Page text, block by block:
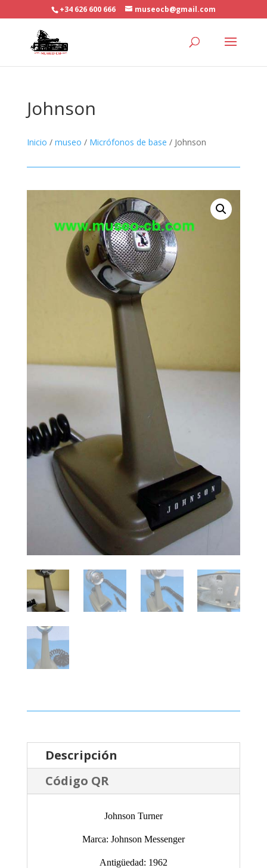
+34 626 600 666 museocb@gmail.com
Johnson
Inicio / museo / Micrófonos de base / Johnson
Descripción
Código QR
Johnson Turner
Marca: Johnson Messenger
Antigüedad: 1962